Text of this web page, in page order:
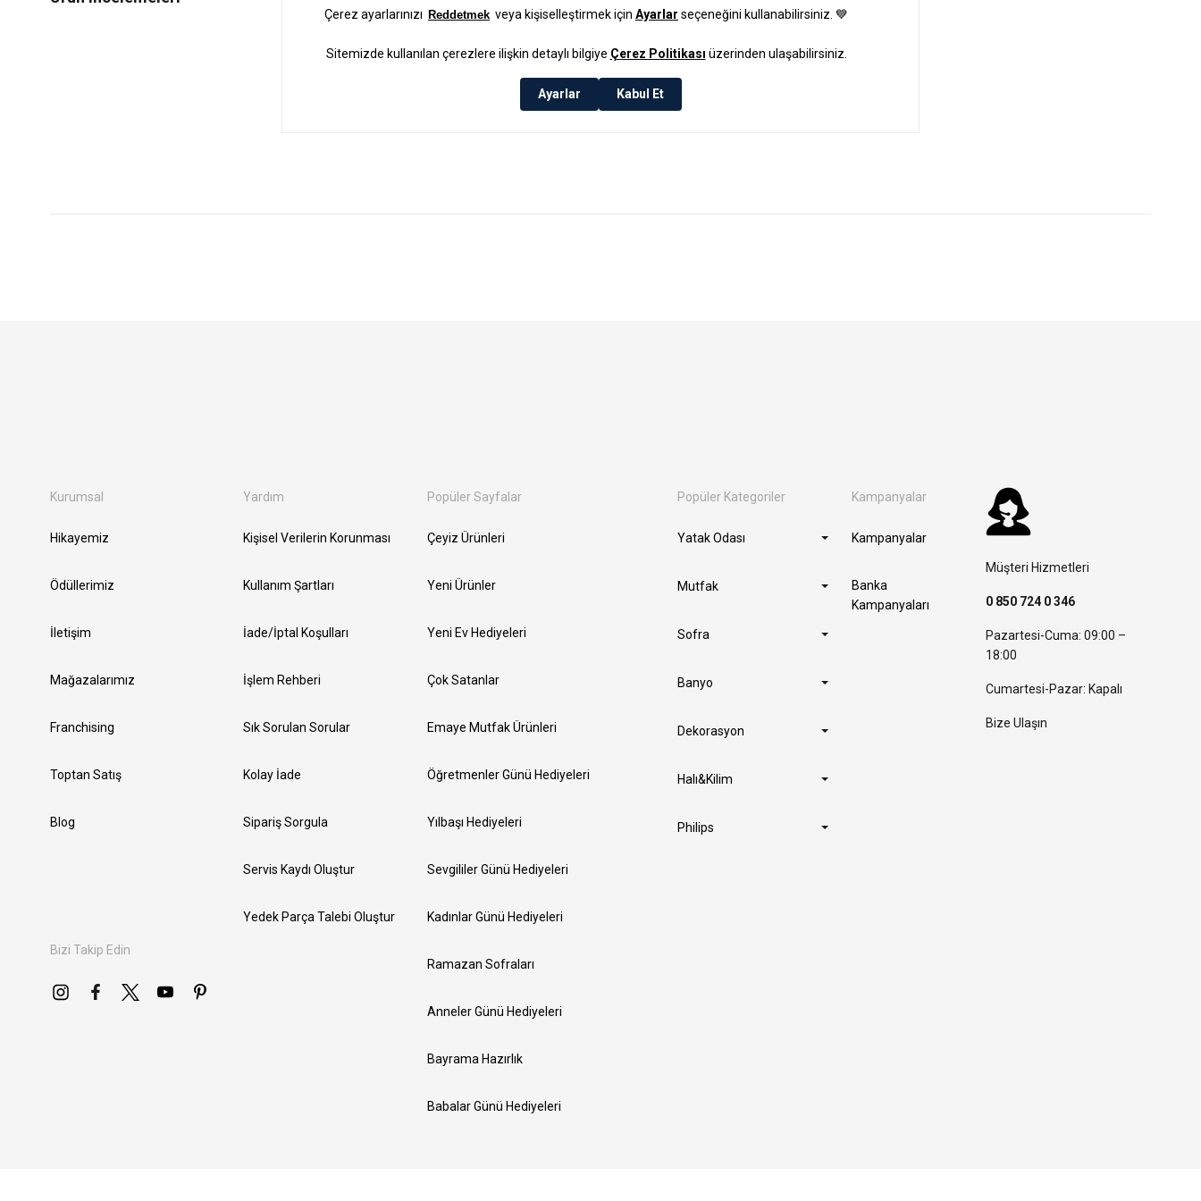
Kurumsal
Hikayemiz
Ödüllerimiz
İletişim
Mağazalarımız
Franchising
Toptan Satış
Blog
Bizi Takip Edin
Yardım
Kişisel Verilerin Korunması
Kullanım Şartları
İade/İptal Koşulları
İşlem Rehberi
Sık Sorulan Sorular
Kolay İade
Sipariş Sorgula
Servis Kaydı Oluştur
Yedek Parça Talebi Oluştur
Popüler Sayfalar
Çeyiz Ürünleri
Yeni Ürünler
Yeni Ev Hediyeleri
Çok Satanlar
Emaye Mutfak Ürünleri
Öğretmenler Günü Hediyeleri
Yılbaşı Hediyeleri
Sevgililer Günü Hediyeleri
Kadınlar Günü Hediyeleri
Ramazan Sofraları
Anneler Günü Hediyeleri
Bayrama Hazırlık
Babalar Günü Hediyeleri
Popüler Kategoriler
Yatak Odası
Mutfak
Sofra
Banyo
Dekorasyon
Halı&Kilim
Philips
Kampanyalar
Kampanyalar
Banka
Kampanyaları
Müşteri Hizmetleri
0 850 724 0 346
Pazartesi-Cuma: 09:00 –
18:00
Cumartesi-Pazar: Kapalı
Bize Ulaşın